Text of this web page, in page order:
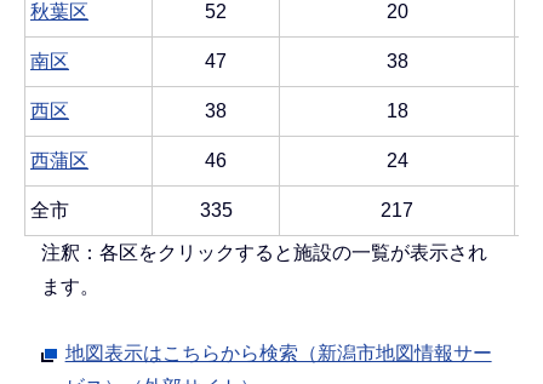
秋葉区 52 20
南区 47 38
西区 38 18
西蒲区 46 24
全市 335 217
注釈：各区をクリックすると施設の一覧が表示され
ます。
地図表示はこちらから検索（新潟市地図情報サー